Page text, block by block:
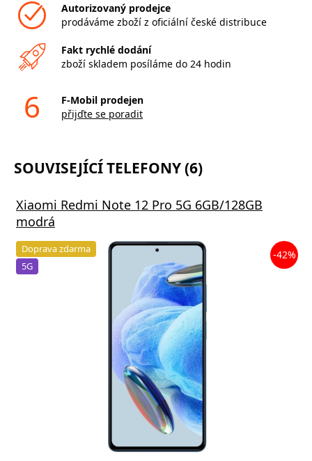
Autorizovaný prodejce
prodáváme zboží z oficiální české distribuce
Fakt rychlé dodání
zboží skladem posíláme do 24 hodin
6
F-Mobil prodejen
přijďte se poradit
SOUVISEJÍCÍ TELEFONY (6)
Xiaomi Redmi Note 12 Pro 5G 6GB/128GB
modrá
Doprava zdarma
5G
-42%